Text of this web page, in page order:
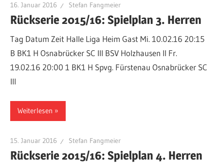
16. Januar 2016 Stefan Fangmeier
Rückserie 2015/16: Spielplan 3. Herren
Tag Datum Zeit Halle Liga Heim Gast Mi. 10.02.16 20:15
B BK1 H Osnabrücker SC III BSV Holzhausen II Fr.
19.02.16 20:00 1 BK1 H Spvg. Fürstenau Osnabrücker SC
III
Weiterlesen
15. Januar 2016 Stefan Fangmeier
Rückserie 2015/16: Spielplan 4. Herren